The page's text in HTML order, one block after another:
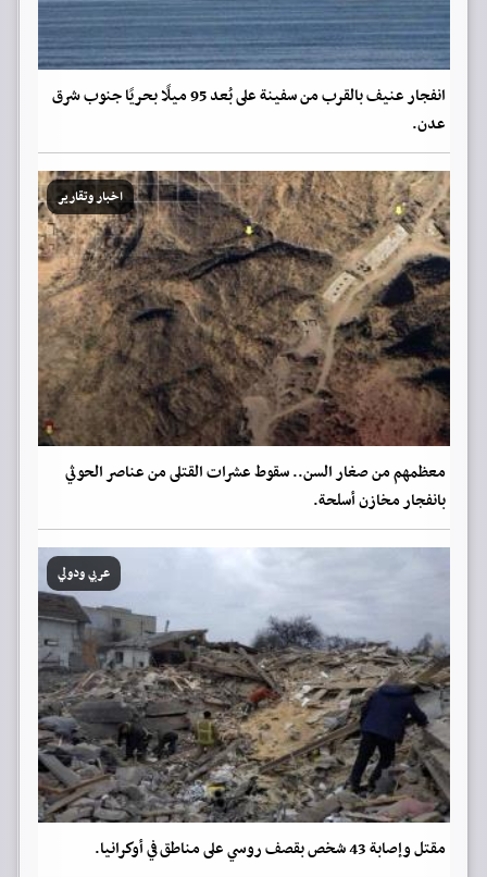
انفجار عنيف بالقرب من سفينة على بُعد 95 ميلًا بحريًا جنوب شرق
عدن.
اخبار وتقارير
معظمهم من صغار السن.. سقوط عشرات القتلى من عناصر الحوثي
بانفجار مخازن أسلحة.
عربي ودولي
مقتل وإصابة 43 شخص بقصف روسي على مناطق في أوكرانيا.